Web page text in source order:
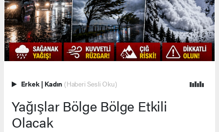
Erkek | Kadın (Haberi Sesli Oku)
Yağışlar Bölge Bölge Etkili
Olacak